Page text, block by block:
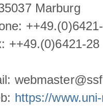
Marburg
++49.(0)6421-28
https://